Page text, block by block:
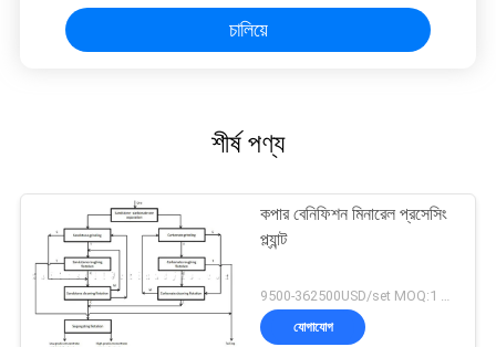
চালিয়ে
শীর্ষ পণ্য
কপার বেনিফিশন মিনারেল প্রসেসিং
প্ল্যান্ট
9500-362500USD/set MOQ:1 সেট
যোগাযোগ